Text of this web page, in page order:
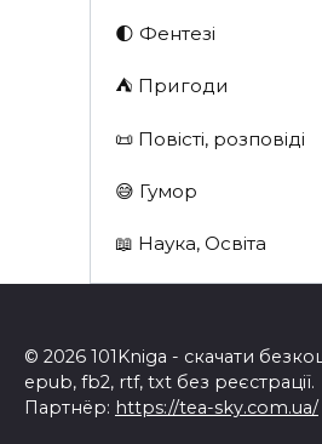
🌓 Фентезі
⛺️ Пригоди
📜 Повісті, розповіді
😅 Гумор
📖 Наука, Освіта
© 2026 101Kniga - скачати
epub, fb2, rtf, txt без реєстрації.
Партнёр: https://tea-sky.com.ua/